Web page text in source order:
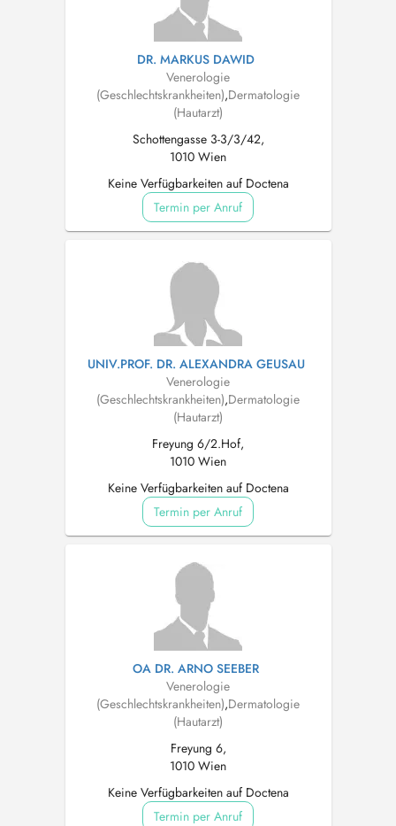
DR. MARKUS DAWID
Venerologie
(Geschlechtskrankheiten),Dermatologie
(Hautarzt)
Schottengasse 3-3/3/42,
1010 Wien
Keine Verfügbarkeiten auf Doctena
Termin per Anruf
UNIV.PROF. DR. ALEXANDRA GEUSAU
Venerologie
(Geschlechtskrankheiten),Dermatologie
(Hautarzt)
Freyung 6/2.Hof,
1010 Wien
Keine Verfügbarkeiten auf Doctena
Termin per Anruf
OA DR. ARNO SEEBER
Venerologie
(Geschlechtskrankheiten),Dermatologie
(Hautarzt)
Freyung 6,
1010 Wien
Keine Verfügbarkeiten auf Doctena
Termin per Anruf